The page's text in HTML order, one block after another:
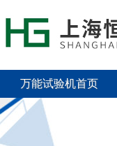
万能试验机首页